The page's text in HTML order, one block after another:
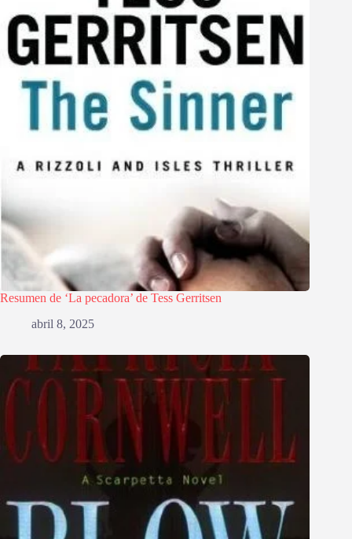
Resumen de ‘La pecadora’ de Tess Gerritsen
abril 8, 2025